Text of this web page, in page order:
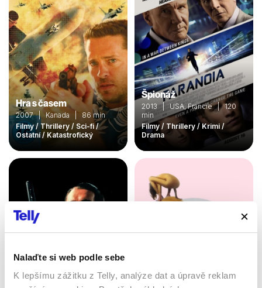
Nalaďte si web podle sebe
K lepšímu zážitku z Telly, analýze dat a úpravě reklam
Hra s časem
2007 | Kanada | 86 min
Filmy / Thrillery / Sci-fi /
Ostatní / Katastrofický
Špionáž
2013 | USA, Francie | 120
min
Filmy / Thrillery / Krimi /
Drama